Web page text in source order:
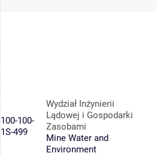
100-100-
1S-499
Wydział Inżynierii
Lądowej i Gospodarki
Zasobami
Mine Water and
Environment